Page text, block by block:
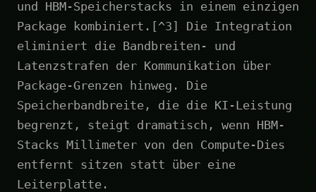
und HBM-Speicherstacks in einem einzigen
Package kombiniert.[^3] Die Integration
eliminiert die Bandbreiten- und
Latenzstrafen der Kommunikation über
Package-Grenzen hinweg. Die
Speicherbandbreite, die die KI-Leistung
begrenzt, steigt dramatisch, wenn HBM-
Stacks Millimeter von den Compute-Dies
entfernt sitzen statt über eine
Leiterplatte.